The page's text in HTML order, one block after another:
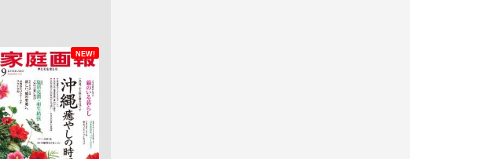
NEW!